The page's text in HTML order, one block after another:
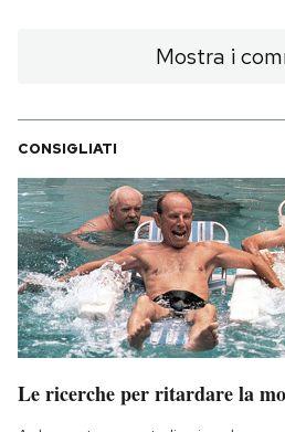
NEWSLETTER
I MIEI PREFERITI
SHOP
CALENDARIO
AREA PERSONALE
Area Personale
Mostra i
CONSIGLIATI
Le ricerche per ritardare la